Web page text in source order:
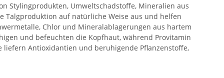
Stylingprodukten, Umweltschadstoffe, Mineralien aus
Talgproduktion auf natürliche Weise aus und helfen
Chlor und Mineralablagerungen aus hartem
und befeuchten die Kopfhaut, während Provitamin
liefern Antioxidantien und beruhigende Pflanzenstoffe,